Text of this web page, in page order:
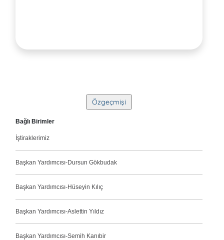
Bağlı Birimler
İştiraklerimiz
Başkan Yardımcısı-Dursun Gökbudak
Başkan Yardımcısı-Hüseyin Kılıç
Başkan Yardımcısı-Aslettin Yıldız
Başkan Yardımcısı-Semih Kanıbir